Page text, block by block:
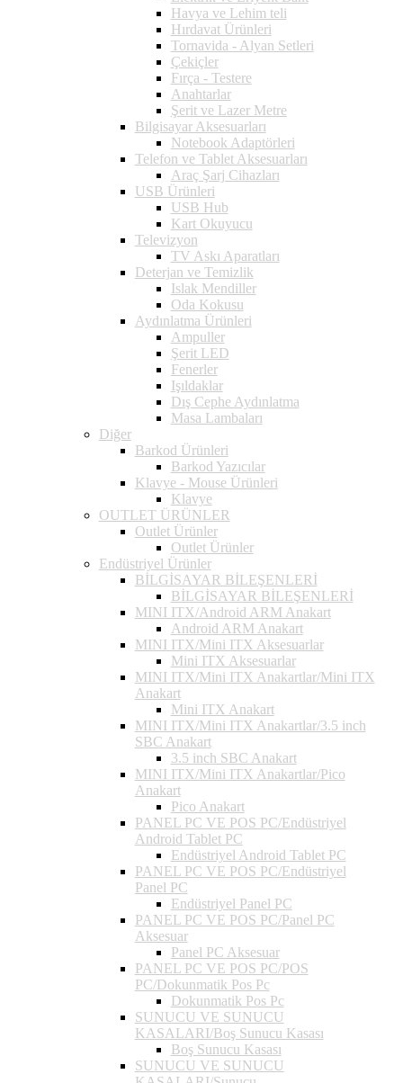
Havya ve Lehim teli
Hırdavat Ürünleri
Tornavida - Alyan Setleri
Çekiçler
Fırça - Testere
Anahtarlar
Şerit ve Lazer Metre
Bilgisayar Aksesuarları
Notebook Adaptörleri
Telefon ve Tablet Aksesuarları
Araç Şarj Cihazları
USB Ürünleri
USB Hub
Kart Okuyucu
Televizyon
TV Askı Aparatları
Deterjan ve Temizlik
Islak Mendiller
Oda Kokusu
Aydınlatma Ürünleri
Ampuller
Şerit LED
Fenerler
Işıldaklar
Dış Cephe Aydınlatma
Masa Lambaları
Diğer
Barkod Ürünleri
Barkod Yazıcılar
Klavye - Mouse Ürünleri
Klavye
OUTLET ÜRÜNLER
Outlet Ürünler
Outlet Ürünler
Endüstriyel Ürünler
BİLGİSAYAR BİLEŞENLERİ
BİLGİSAYAR BİLEŞENLERİ
MINI ITX/Android ARM Anakart
Android ARM Anakart
MINI ITX/Mini ITX Aksesuarlar
Mini ITX Aksesuarlar
MINI ITX/Mini ITX Anakartlar/Mini ITX
Anakart
Mini ITX Anakart
MINI ITX/Mini ITX Anakartlar/3.5 inch
SBC Anakart
3.5 inch SBC Anakart
MINI ITX/Mini ITX Anakartlar/Pico
Anakart
Pico Anakart
PANEL PC VE POS PC/Endüstriyel
Android Tablet PC
Endüstriyel Android Tablet PC
PANEL PC VE POS PC/Endüstriyel
Panel PC
Endüstriyel Panel PC
PANEL PC VE POS PC/Panel PC
Aksesuar
Panel PC Aksesuar
PANEL PC VE POS PC/POS
PC/Dokunmatik Pos Pc
Dokunmatik Pos Pc
SUNUCU VE SUNUCU
KASALARI/Boş Sunucu Kasası
Boş Sunucu Kasası
SUNUCU VE SUNUCU